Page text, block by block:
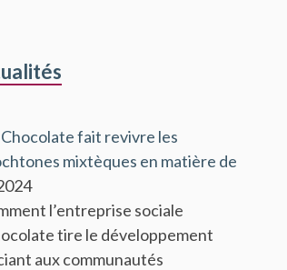
fait revivre les
mixtèques en matière de
l’entreprise sociale
tire le développement
aux communautés